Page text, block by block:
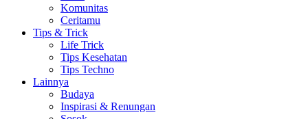
Komunitas
Ceritamu
Tips & Trick
Life Trick
Tips Kesehatan
Tips Techno
Lainnya
Budaya
Inspirasi & Renungan